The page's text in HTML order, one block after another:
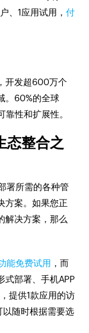
、1应用试用，付
开发超600万个
。60%的全球
性和扩展性。
态整合之
署所需的各种管
方案。如果您正
解决方案，那么
能免费试用 ，而
式部署、手机APP
提供1款应用的访
随时根据需要选